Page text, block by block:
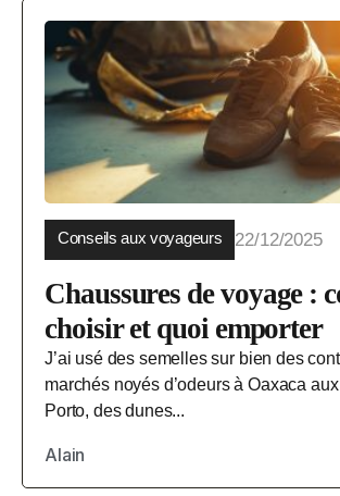
Conseils aux voyageurs 22/12/2025
Chaussures de voyage :
choisir et quoi emporter
J’ai usé des semelles sur bien des
marchés noyés d’odeurs à Oaxaca
Porto, des dunes...
Alain